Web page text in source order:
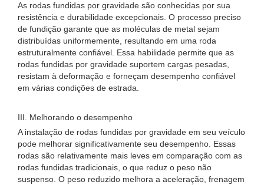
As rodas fundidas por gravidade são conhecidas por sua
resistência e durabilidade excepcionais. O processo preciso
de fundição garante que as moléculas de metal sejam
distribuídas uniformemente, resultando em uma roda
estruturalmente confiável. Essa habilidade permite que as
rodas fundidas por gravidade suportem cargas pesadas,
resistam à deformação e forneçam desempenho confiável
em várias condições de estrada.
III. Melhorando o desempenho
A instalação de rodas fundidas por gravidade em seu veículo
pode melhorar significativamente seu desempenho. Essas
rodas são relativamente mais leves em comparação com as
rodas fundidas tradicionais, o que reduz o peso não
suspenso. O peso reduzido melhora a aceleração, frenagem